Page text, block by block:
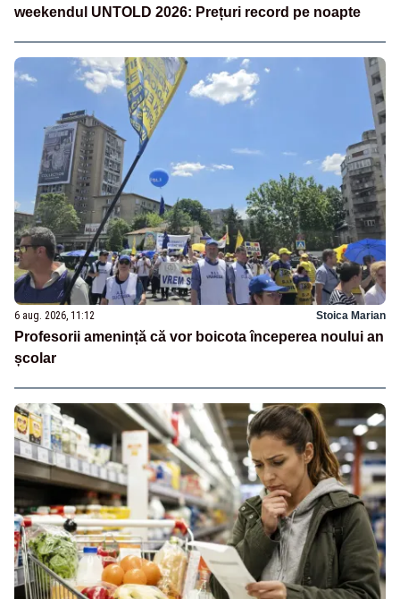
weekendul UNTOLD 2026: Prețuri record pe noapte
6 aug. 2026, 11:12 Stoica Marian
Profesorii amenință că vor boicota începerea noului an
școlar